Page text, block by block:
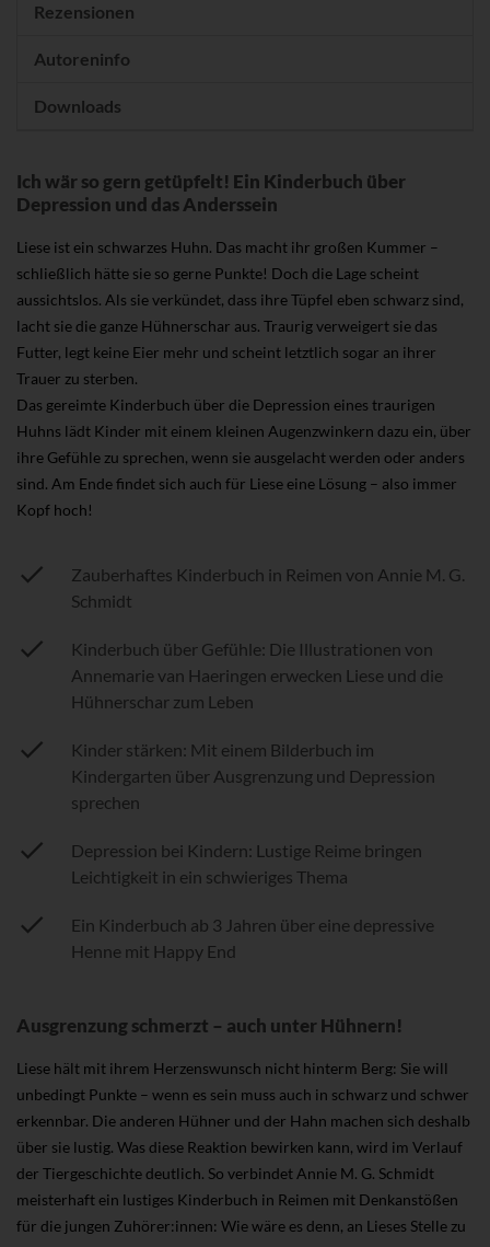
Rezensionen
Autoreninfo
Downloads
Ich wär so gern getüpfelt! Ein Kinderbuch über
Depression und das Anderssein
Liese ist ein schwarzes Huhn. Das macht ihr großen Kummer –
schließlich hätte sie so gerne Punkte! Doch die Lage scheint
aussichtslos. Als sie verkündet, dass ihre Tüpfel eben schwarz sind,
lacht sie die ganze Hühnerschar aus. Traurig verweigert sie das
Futter, legt keine Eier mehr und scheint letztlich sogar an ihrer
Trauer zu sterben.
Das gereimte Kinderbuch über die Depression eines traurigen
Huhns lädt Kinder mit einem kleinen Augenzwinkern dazu ein, über
ihre Gefühle zu sprechen, wenn sie ausgelacht werden oder anders
sind. Am Ende findet sich auch für Liese eine Lösung – also immer
Kopf hoch!
Zauberhaftes Kinderbuch in Reimen von Annie M. G.
Schmidt
Kinderbuch über Gefühle: Die Illustrationen von
Annemarie van Haeringen erwecken Liese und die
Hühnerschar zum Leben
Kinder stärken: Mit einem Bilderbuch im
Kindergarten über Ausgrenzung und Depression
sprechen
Depression bei Kindern: Lustige Reime bringen
Leichtigkeit in ein schwieriges Thema
Ein Kinderbuch ab 3 Jahren über eine depressive
Henne mit Happy End
Ausgrenzung schmerzt – auch unter Hühnern!
Liese hält mit ihrem Herzenswunsch nicht hinterm Berg: Sie will
unbedingt Punkte – wenn es sein muss auch in schwarz und schwer
erkennbar. Die anderen Hühner und der Hahn machen sich deshalb
über sie lustig. Was diese Reaktion bewirken kann, wird im Verlauf
der Tiergeschichte deutlich. So verbindet Annie M. G. Schmidt
meisterhaft ein lustiges Kinderbuch in Reimen mit Denkanstößen
für die jungen Zuhörer:innen: Wie wäre es denn, an Lieses Stelle zu